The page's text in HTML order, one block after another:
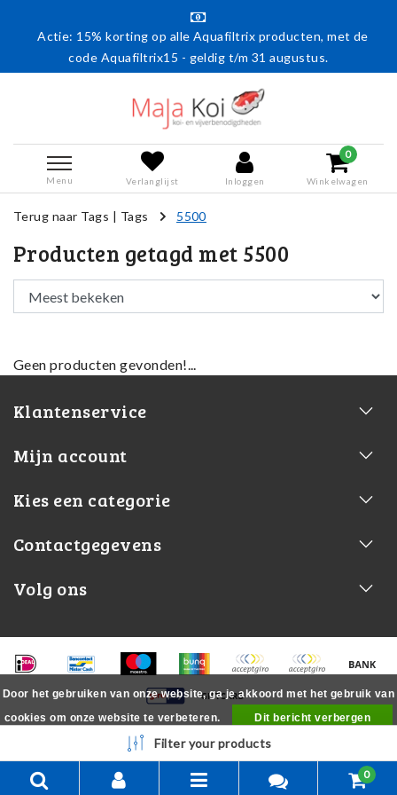
Actie: 15% korting op alle Aquafiltrix producten, met de
code Aquafiltrix15 - geldig t/m 31 augustus.
Menu Verlanglijst Inloggen
0
Winkelwagen
Terug naar Tags | Tags 5500
Producten getagd met 5500
Geen producten gevonden!...
Klantenservice
Mijn account
Kies een categorie
Contactgegevens
Volg ons
Filter your products
0
Door het gebruiken van onze website, ga je akkoord met het gebruik van
cookies om onze website te verbeteren.
Dit bericht verbergen
Meer over cookies »